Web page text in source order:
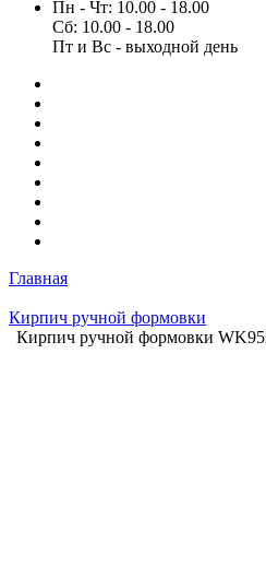
Пн - Чт: 10.00 - 18.00
Сб: 10.00 - 18.00
Пт и Вс - выходной день
Главная
Кирпич ручной формовки
Кирпич ручной формовки